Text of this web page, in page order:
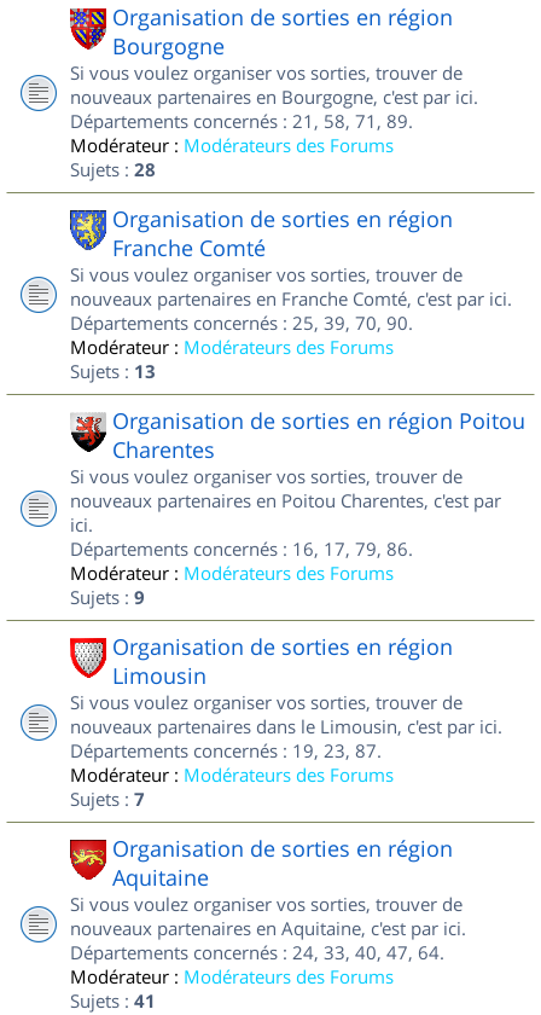
Organisation de sorties en région
Bourgogne
Si vous voulez organiser vos sorties, trouver de
nouveaux partenaires en Bourgogne, c'est par ici.
Départements concernés : 21, 58, 71, 89.
Modérateur : Modérateurs des Forums
Sujets : 28
Organisation de sorties en région
Franche Comté
Si vous voulez organiser vos sorties, trouver de
nouveaux partenaires en Franche Comté, c'est par ici.
Départements concernés : 25, 39, 70, 90.
Modérateur : Modérateurs des Forums
Sujets : 13
Organisation de sorties en région Poitou
Charentes
Si vous voulez organiser vos sorties, trouver de
nouveaux partenaires en Poitou Charentes, c'est par
ici.
Départements concernés : 16, 17, 79, 86.
Modérateur : Modérateurs des Forums
Sujets : 9
Organisation de sorties en région
Limousin
Si vous voulez organiser vos sorties, trouver de
nouveaux partenaires dans le Limousin, c'est par ici.
Départements concernés : 19, 23, 87.
Modérateur : Modérateurs des Forums
Sujets : 7
Organisation de sorties en région
Aquitaine
Si vous voulez organiser vos sorties, trouver de
nouveaux partenaires en Aquitaine, c'est par ici.
Départements concernés : 24, 33, 40, 47, 64.
Modérateur : Modérateurs des Forums
Sujets : 41